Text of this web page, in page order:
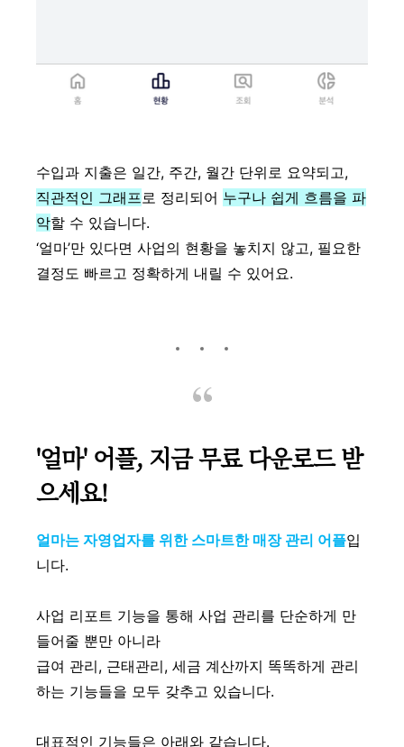
수입과 지출은 일간, 주간, 월간 단위로 요약되고,
직관적인 그래프로 정리되어 누구나 쉽게 흐름을 파
악할 수 있습니다.
‘얼마’만 있다면 사업의 현황을 놓치지 않고, 필요한
결정도 빠르고 정확하게 내릴 수 있어요.
'얼마' 어플, 지금 무료 다운로드 받
으세요!
얼마는 자영업자를 위한 스마트한 매장 관리 어플입
니다.
사업 리포트 기능을 통해 사업 관리를 단순하게 만
들어줄 뿐만 아니라
급여 관리, 근태관리, 세금 계산까지 똑똑하게 관리
하는 기능들을 모두 갖추고 있습니다.
대표적인 기능들은 아래와 같습니다.